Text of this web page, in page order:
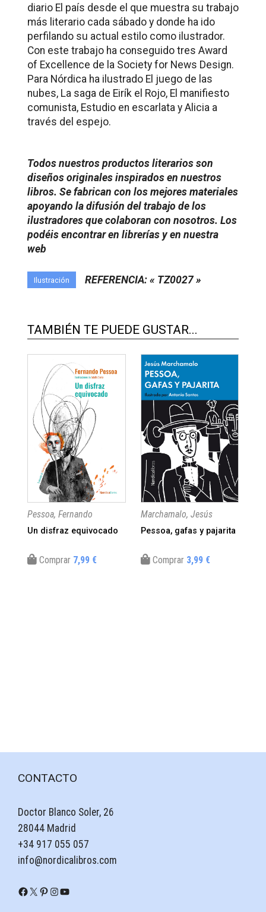
diario El país desde el que muestra su trabajo
más literario cada sábado y donde ha ido
perfilando su actual estilo como ilustrador.
Con este trabajo ha conseguido tres Award
of Excellence de la Society for News Design.
Para Nórdica ha ilustrado El juego de las
nubes, La saga de Eirík el Rojo, El manifiesto
comunista, Estudio en escarlata y Alicia a
través del espejo.
Todos nuestros productos literarios son
diseños originales inspirados en nuestros
libros. Se fabrican con los mejores materiales
apoyando la difusión del trabajo de los
ilustradores que colaboran con nosotros. Los
podéis encontrar en librerías y en nuestra
web
Ilustración REFERENCIA: « TZ0027 »
TAMBIÉN TE PUEDE GUSTAR...
Pessoa, Fernando
Un disfraz equivocado
Comprar 7,99 €
Marchamalo, Jesús
Pessoa, gafas y pajarita
Comprar 3,99 €
CONTACTO
Doctor Blanco Soler, 26
28044 Madrid
+34 917 055 057
info@nordicalibros.com
Facebook
X Pinterest
Instagram
YouTube